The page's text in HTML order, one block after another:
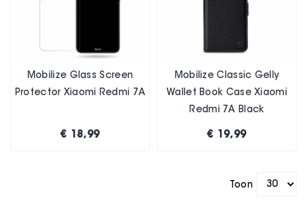
Mobilize Glass Screen
Protector Xiaomi Redmi 7A
€ 18,99
Mobilize Classic Gelly
Wallet Book Case Xiaomi
Redmi 7A Black
€ 19,99
Toon